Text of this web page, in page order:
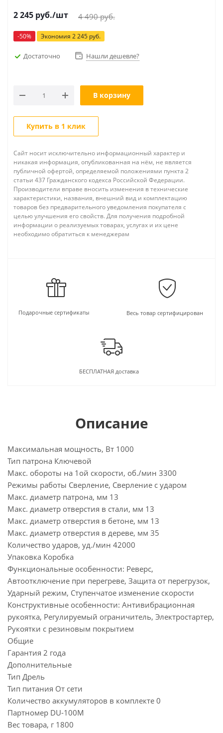
2 245 руб./шт 4 490руб.
-50% Экономия 2 245 руб.
Достаточно Нашли дешевле?
В корзину
Купить в 1 клик
Сайт носит исключительно информационный характер и
никакая информация, опубликованная на нём, не является
публичной офертой, определяемой положениями пункта 2
статьи 437 Гражданского кодекса Российской Федерации.
Производители вправе вносить изменения в технические
характеристики, названия, внешний вид и комплектацию
товаров без предварительного уведомления покупателя с
целью улучшения его свойств. Для получения подробной
информации о реализуемых товарах, услугах и их цене
необходимо обратиться к менеджерам
Подарочные сертификаты Весь товар сертифицирован
БЕСПЛАТНАЯ доставка
Описание
Максимальная мощность, Вт 1000
Тип патрона Ключевой
Макс. обороты на 1ой скорости, об./мин 3300
Режимы работы Сверление, Сверление с ударом
Макс. диаметр патрона, мм 13
Макс. диаметр отверстия в стали, мм 13
Макс. диаметр отверстия в бетоне, мм 13
Макс. диаметр отверстия в дереве, мм 35
Количество ударов, уд./мин 42000
Упаковка Коробка
Функциональные особенности: Реверс,
Автоотключение при перегреве, Защита от перегрузок,
Ударный режим, Ступенчатое изменение скорости
Конструктивные особенности: Антивибрационная
рукоятка, Регулируемый ограничитель, Электростартер,
Рукоятки с резиновым покрытием
Общие
Гарантия 2 года
Дополнительные
Тип Дрель
Тип питания От сети
Количество аккумуляторов в комплекте 0
Партномер DU-100M
Вес товара, г 1800